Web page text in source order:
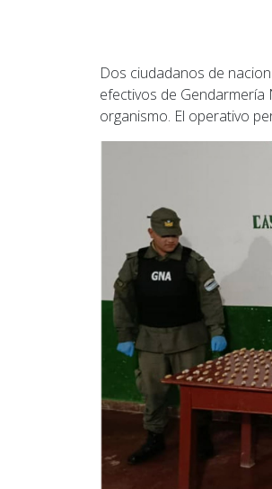
Dos ciudadanos de
efectivos de
organismo. El operativo